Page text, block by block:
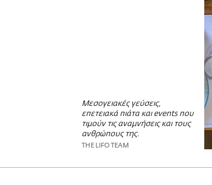
Μεσογειακές γεύσεις,
επετειακά πιάτα και events που
τιμούν τις αναμνήσεις και τους
ανθρώπους της.
THE LIFO TEAM